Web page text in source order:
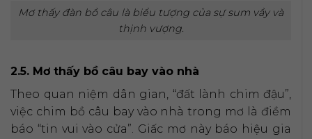
Mơ thấy đàn bồ câu là biểu tượng của sự sum vầy và
thịnh vượng.
2.5. Mơ thấy bồ câu bay vào nhà
Theo quan niệm dân gian, “đất lành chim đậu”,
việc chim bồ câu bay vào nhà trong mơ là điềm
báo “tin vui vào cửa”. Giấc mơ này báo hiệu gia